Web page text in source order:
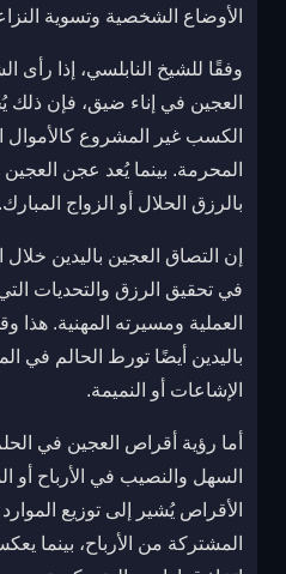
الأوضاع الشخصية وتسوية
وفقًا للشيخ النابلسي، إذا
العجين في إناء ضيق، فإن ذلك
الكسب غير المشروع كالأموال
المحرمة. بينما يُعد عجن
بالرزق الحلال أو الزواج المبارك.
إن التصاق العجين باليدين
في تحقيق الرزق والتحديات
العملية ومسيرته المهنية. هذا
باليدين أيضًا تورط الحالم في
الإشاعات أو النميمة.
أما رؤية أقراص العجين في
السهل والنصيب في الأرباح أو
الأقراص يُشير إلى توزيع الموارد
المشتركة من الأرباح، بينما